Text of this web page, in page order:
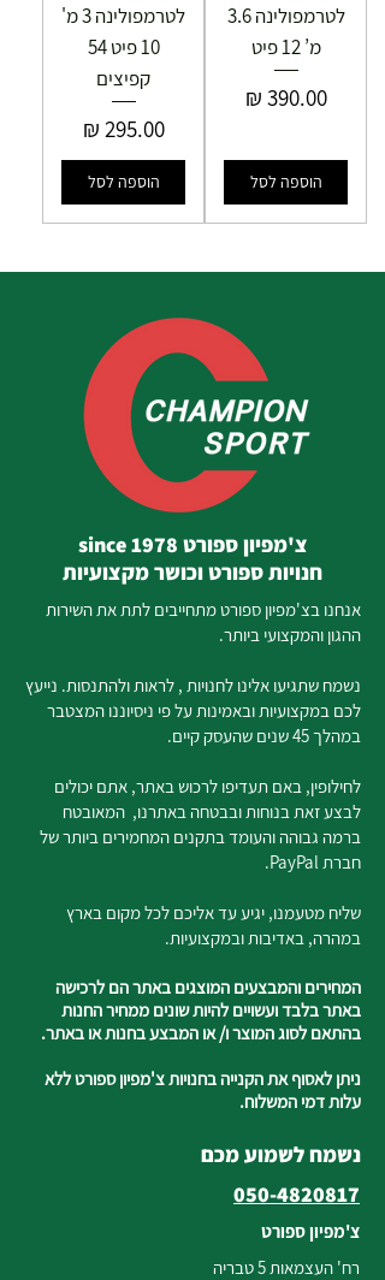
לטרמפולינה 3.6
מ’ 12 פיט
מחיר‏390.00 ‏₪
הוספה לסל
לטרמפולינה 3 מ'
10 פיט 54
קפיצים
מחיר‏295.00 ‏₪
הוספה לסל
צ'מפיון ספורט since 1978
חנויות ספורט וכושר מקצועיות
אנחנו בצ'מפיון ספורט מתחייבים לתת את השירות
ההגון והמקצועי ביותר.
נשמח שתגיעו אלינו לחנויות , לראות ולהתנסות. נייעץ
לכם במקצועיות ובאמינות על פי ניסיוננו המצטבר
במהלך 45 שנים שהעסק קיים.
לחילופין, באם תעדיפו לרכוש באתר, אתם יכולים
לבצע זאת בנוחות ובבטחה באתרנו, המאובטח
ברמה גבוהה והעומד בתקנים המחמירים ביותר של
חברת PayPal.
שליח מטעמנו, יגיע עד אליכם לכל מקום בארץ
במהרה, באדיבות ובמקצועיות.
המחירים והמבצעים המוצגים באתר הם לרכישה
באתר בלבד ועשויים להיות שונים ממחיר החנות
בהתאם לסוג המוצר ו/ או המבצע בחנות או באתר.
ניתן לאסוף את הקנייה בחנויות צ'מפיון ספורט ללא
עלות דמי המשלוח.
נשמח לשמוע מכם
050-4820817
צ'מפיון ספורט
רח' העצמאות 5 טבריה